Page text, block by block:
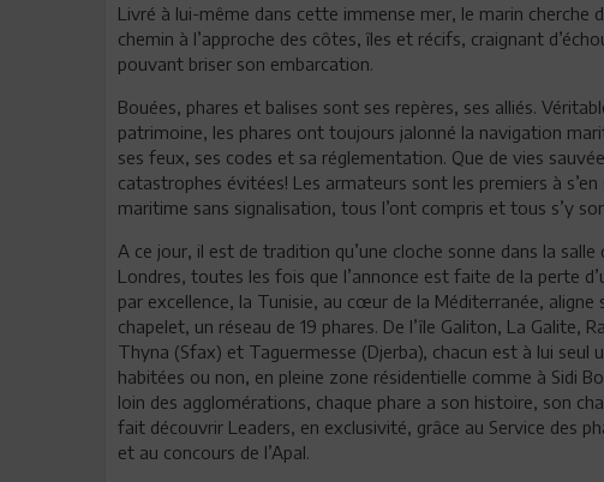
Livré à lui-même dans cette immense mer, le marin cherche
chemin à l’approche des côtes, îles et récifs, craignant
pouvant briser son embarcation.
Bouées, phares et balises sont ses repères, ses alliés.
patrimoine, les phares ont toujours jalonné la navigation
ses feux, ses codes et sa réglementation. Que de vies
catastrophes évitées! Les armateurs sont les premiers à
maritime sans signalisation, tous l’ont compris et tous s’y
A ce jour, il est de tradition qu’une cloche sonne dans la
Londres, toutes les fois que l’annonce est faite de la perte
par excellence, la Tunisie, au cœur de la Méditerranée,
chapelet, un réseau de 19 phares. De l’île Galiton, La Galite,
Thyna (Sfax) et Taguermesse (Djerba), chacun est à lui seul
habitées ou non, en pleine zone résidentielle comme à Sidi
loin des agglomérations, chaque phare a son histoire, son
fait découvrir Leaders, en exclusivité, grâce au Service des
et au concours de l’Apal.